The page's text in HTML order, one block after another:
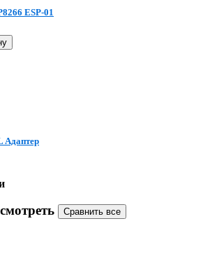
ESP-01
Адаптер